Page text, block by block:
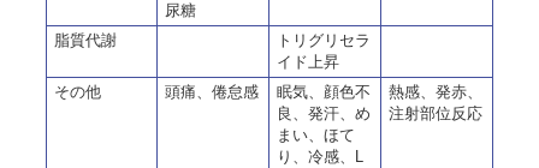
尿糖
脂質代謝
トリグリセラ
イド上昇
その他
頭痛、倦怠感
眠気、顔色不
良、発汗、め
まい、ほて
り、冷感、L
熱感、発赤、
注射部位反応